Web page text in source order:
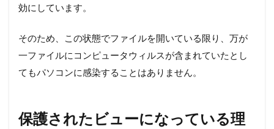
効にしています。
そのため、この状態でファイルを開いている限り、万が
一ファイルにコンピュータウィルスが含まれていたとし
てもパソコンに感染することはありません。
保護されたビューになっている理